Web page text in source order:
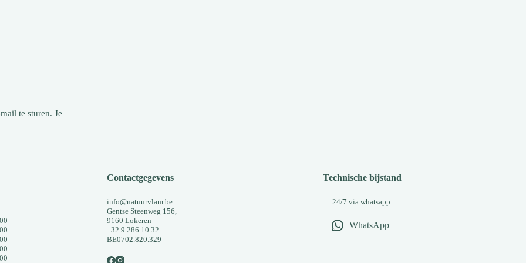
te sturen. Je
Contactgegevens
info@natuurvlam.be
Gentse Steenweg 156,
9160 Lokeren
+32 9 286 10 32
BE0702.820.329
Technische bijstand
24/7 via whatsapp.
WhatsApp